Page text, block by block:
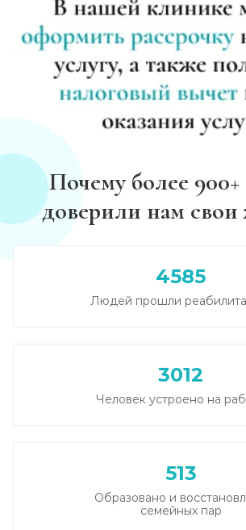
Почему более
доверили нам
4585
Людей прошли
3012
Человек устроено на
513
Образовано и
семейных пар